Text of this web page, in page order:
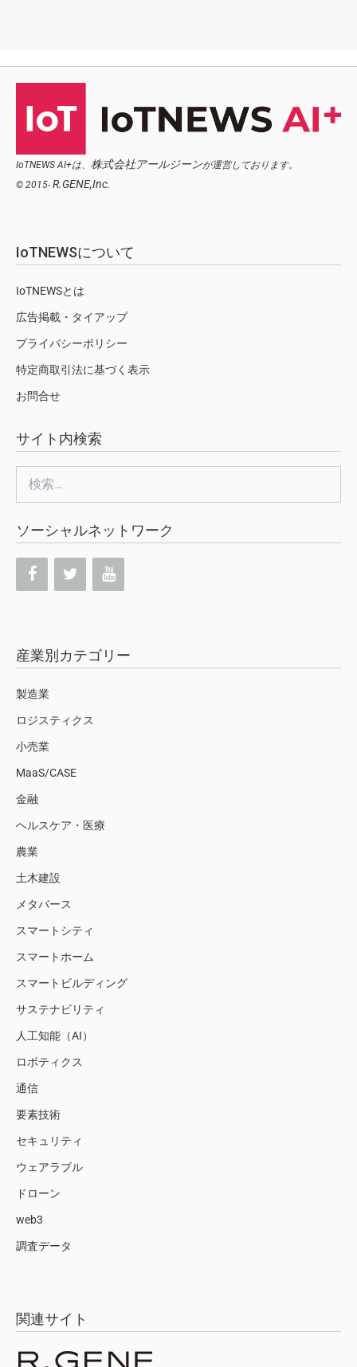
IoTNEWS AI+は、 株式会社アールジーンが運営しております。
© 2015- R.GENE,Inc.
IoTNEWSについて
IoTNEWSとは
広告掲載・タイアップ
プライバシーポリシー
特定商取引法に基づく表示
お問合せ
サイト内検索
索:
ソーシャルネットワーク
産業別カテゴリー
製造業
ロジスティクス
小売業
MaaS/CASE
金融
ヘルスケア・医療
農業
土木建設
メタバース
スマートシティ
スマートホーム
スマートビルディング
サステナビリティ
人工知能（AI）
ロボティクス
通信
要素技術
セキュリティ
ウェアラブル
ドローン
web3
調査データ
関連サイト